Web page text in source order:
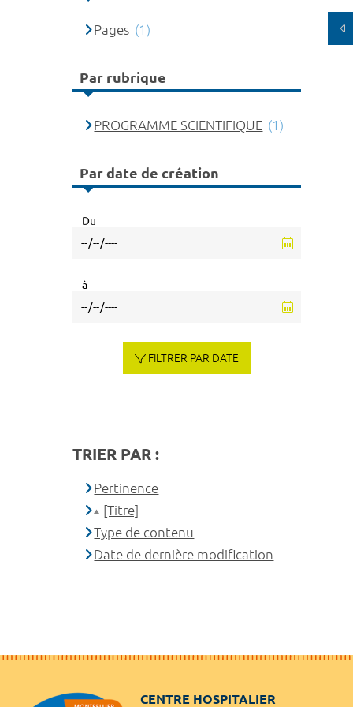
Pages (1)
Par rubrique
PROGRAMME SCIENTIFIQUE (1)
Par date de création
Du
à
FILTRER PAR DATE
TRIER PAR :
Pertinence
[Titre]
Type de contenu
Date de dernière modification
CENTRE HOSPITALIER